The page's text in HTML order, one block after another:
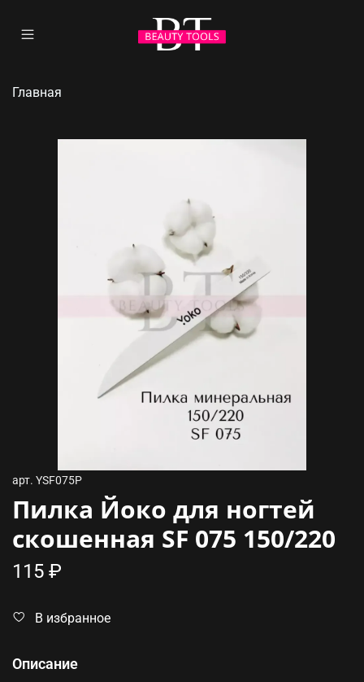
Главная
арт. YSF075P
Пилка Йоко для ногтей
скошенная SF 075 150/220
115 ₽
В избранное
Описание